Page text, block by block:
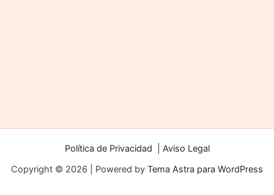
Política de Privacidad | Aviso Legal
Copyright © 2026 | Powered by Tema Astra para WordPress